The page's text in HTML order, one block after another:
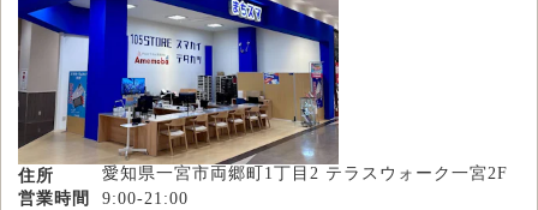
住所
愛知県一宮市両郷町1丁目2 テラスウォーク一宮2F
営業時間
9:00-21:00